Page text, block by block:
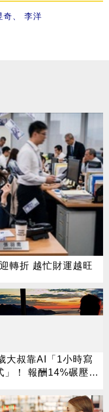
奇、 李洋
轉折 越忙財運越旺
大叔靠AI「1小時寫
」！ 報酬14%碾壓標
接辭職去炒股